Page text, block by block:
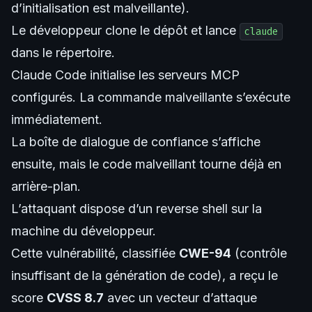
d’initialisation est malveillante).
Le développeur clone le dépôt et lance
claude
dans le répertoire.
Claude Code initialise les serveurs MCP
configurés. La commande malveillante s’exécute
immédiatement.
La boîte de dialogue de confiance s’affiche
ensuite, mais le code malveillant tourne déjà en
arrière-plan.
L’attaquant dispose d’un reverse shell sur la
machine du développeur.
Cette vulnérabilité, classifiée CWE-94 (contrôle
insuffisant de la génération de code), a reçu le
score CVSS 8.7 avec un vecteur d’attaque